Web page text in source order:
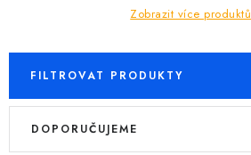
Kontakty
Zobrazit více produktů
FILTROVAT PRODUKTY
V
Ř
DOPORUČUJEME